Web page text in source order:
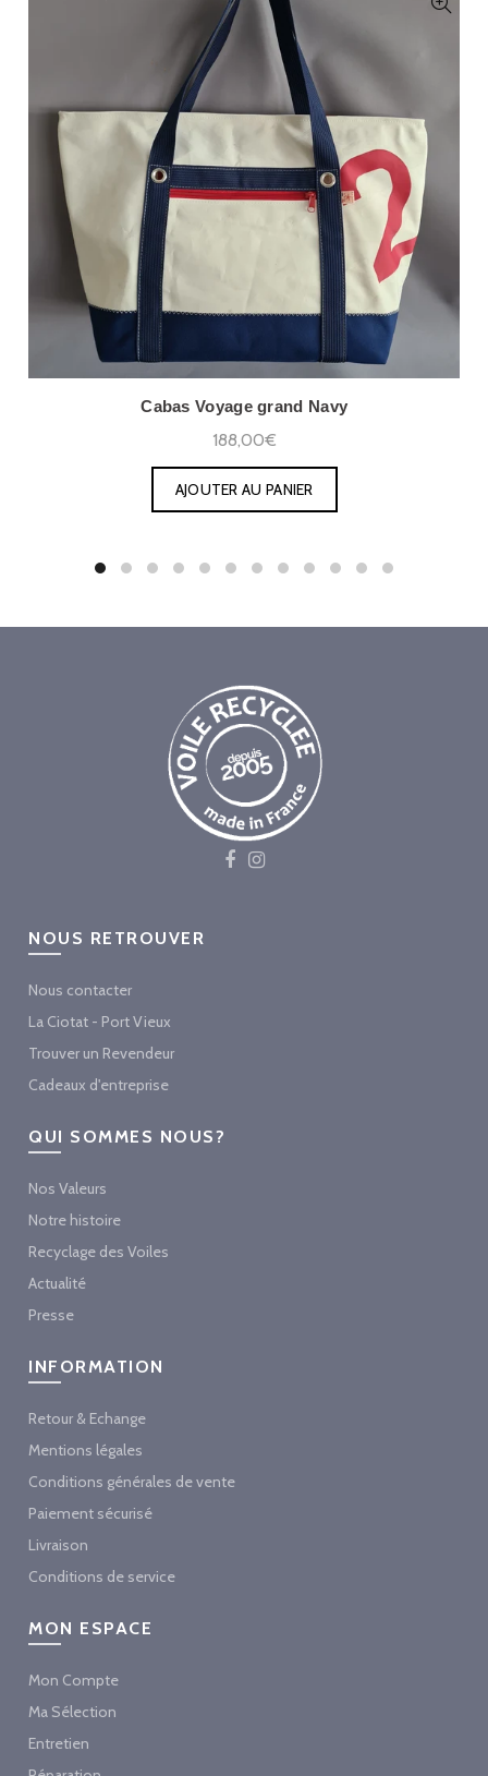
Cabas Voyage grand Navy
188,00€
AJOUTER AU PANIER
NOUS RETROUVER
Nous contacter
La Ciotat - Port Vieux
Trouver un Revendeur
Cadeaux d'entreprise
QUI SOMMES NOUS?
Nos Valeurs
Notre histoire
Recyclage des Voiles
Actualité
Presse
INFORMATION
Retour & Echange
Mentions légales
Conditions générales de vente
Paiement sécurisé
Livraison
Conditions de service
MON ESPACE
Mon Compte
Ma Sélection
Entretien